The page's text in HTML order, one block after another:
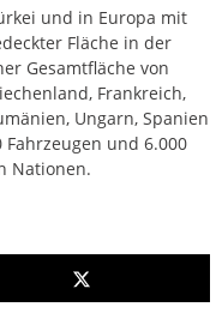
und in Europa mit
Fläche in der
Gesamtfläche von
Frankreich,
Ungarn, Spanien
und 6.000
Nationen.